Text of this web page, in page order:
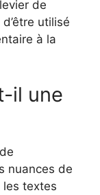
de
utilisé
à la
il une
nuances de
textes